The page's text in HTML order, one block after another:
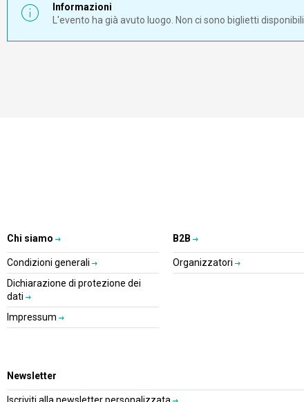
Informazioni
L'evento ha già avuto luogo. Non ci sono biglietti disponibili.
Chi siamo
Condizioni generali
Dichiarazione di protezione dei
dati
Impressum
B2B
Organizzatori
Newsletter